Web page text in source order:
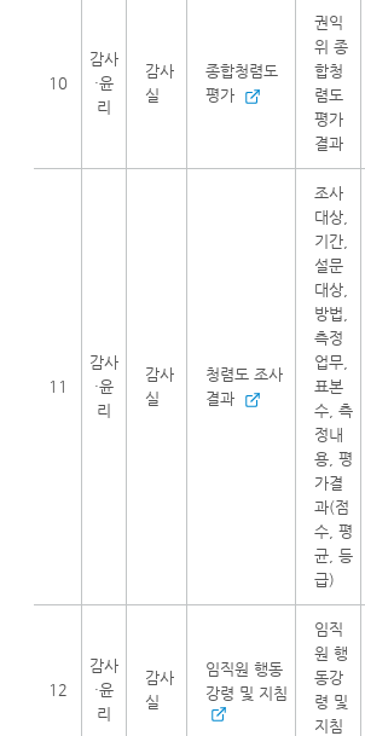
10
감사
·윤
리
감사
실
종합청렴도
평가
권익
위 종
합청
렴도
평가
결과
11
감사
·윤
리
감사
실
청렴도 조사
결과
조사
대상,
기간,
설문
대상,
방법,
측정
업무,
표본
수, 측
정내
용, 평
가결
과(점
수, 평
균, 등
급)
12
감사
·윤
리
감사
실
임직원 행동
강령 및 지침
임직
원 행
동강
령 및
지침